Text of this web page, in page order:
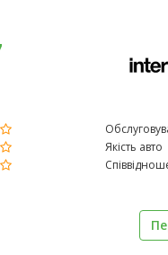
Якість авто